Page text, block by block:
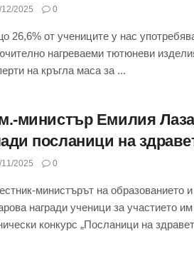
2025 0
26,6% от учениците у нас
нагреваеми тютюневи
на кръгла маса за ...
министър Емилия
посланици на
2025 0
министърът на образованието
награди ученици за участието
конкурс „Посланици на